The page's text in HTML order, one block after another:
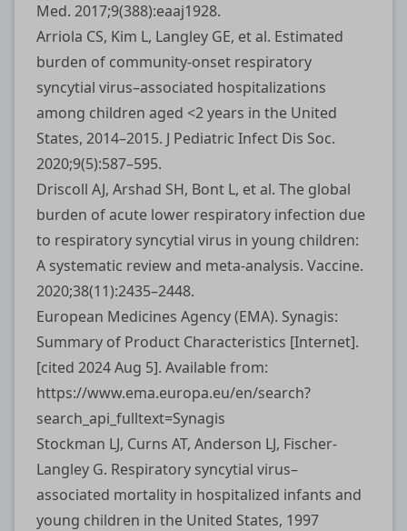
Med. 2017;9(388):eaaj1928.
Arriola CS, Kim L, Langley GE, et al. Estimated
burden of community-onset respiratory
syncytial virus–associated hospitalizations
among children aged <2 years in the United
States, 2014–2015. J Pediatric Infect Dis Soc.
2020;9(5):587–595.
Driscoll AJ, Arshad SH, Bont L, et al. The global
burden of acute lower respiratory infection due
to respiratory syncytial virus in young children:
A systematic review and meta-analysis. Vaccine.
2020;38(11):2435–2448.
European Medicines Agency (EMA). Synagis:
Summary of Product Characteristics [Internet].
[cited 2024 Aug 5]. Available from:
https://www.ema.europa.eu/en/search?
search_api_fulltext=Synagis
Stockman LJ, Curns AT, Anderson LJ, Fischer-
Langley G. Respiratory syncytial virus–
associated mortality in hospitalized infants and
young children in the United States, 1997